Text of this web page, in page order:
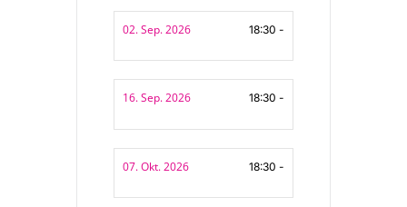
02. Sep. 2026 18:30 -
16. Sep. 2026 18:30 -
07. Okt. 2026 18:30 -